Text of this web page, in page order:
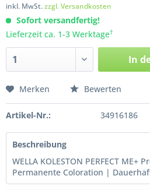
inkl. MwSt.zzgl. Versandkosten
Sofort versandfertig!
Lieferzeit ca. 1-3 Werktage†
In
Merken Bewerten
Artikel-Nr.: 34916186
Beschreibung
WELLA KOLESTON PERFECT ME+
Permanente Coloration |